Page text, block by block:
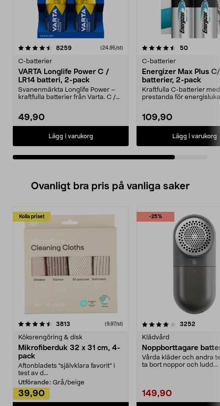
8259recensioner(24,95/st)
C-batterier
VARTA Longlife Power C /
LR14 batteri, 2-pack
Svanenmärkta Longlife Power –
kraftfulla batterier från Varta. C /
49,90
Lägg i varukorg
4.5av 5 stjärnor 50
C-batterier
Energizer Max Plus
batterier, 2-pack
Kraftfulla C-batterier
prestanda för
109,90
Lägg i varukorg
Ovanligt bra pris på vanliga saker
Kolla priset
3813 (9,97/st)
Köksrengöring & disk
Mikrofiberduk 32 x 31 cm, 4-
pack
Aftonbladets "självklara favorit” i
test av d...
Utförande: Grå/beige
39,90
-25%
4.0av 5 stjärnor 3252
Klädvård
Noppborttagare
Vårda kläder och andra
ta bort noppor och ludd.
149,90
4.5av 5 stjärnor